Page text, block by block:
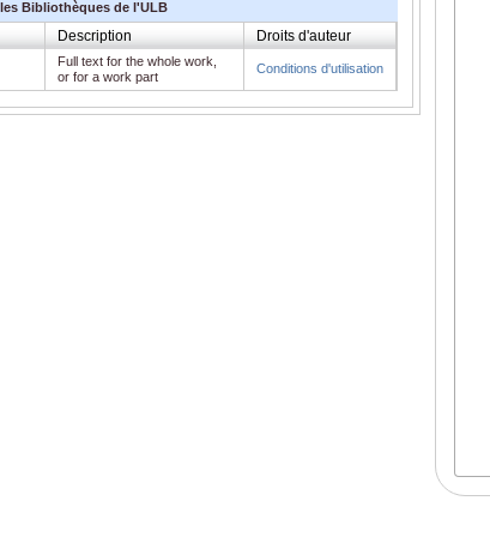
Bibliothèques de l'ULB
Description Droits d'auteur
Full text for the whole work,
or for a work part
Conditions d'utilisation